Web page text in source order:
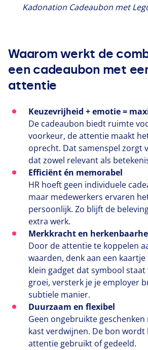
Kadonation Cadeaubon met
Waarom werkt de
een cadeaubon met
attentie
Keuzevrijheid + emotie =
De cadeaubon biedt ruimte
voorkeur, de attentie maakt
oprecht. Dat samenspel zorgt
dat zowel relevant als
Efficiënt én memorabel
HR hoeft geen individuele
maar medewerkers ervaren
persoonlijk. Zo blijft de
extra werk.
Merkkracht en
Door de attentie te koppelen
waarden, denk aan een
klein gadget dat symbool
groei, versterk je je employer
subtiele manier.
Duurzaam en flexibel
Geen ongebruikte
kast verdwijnen. De bon wordt
attentie gebruikt of gedeeld.